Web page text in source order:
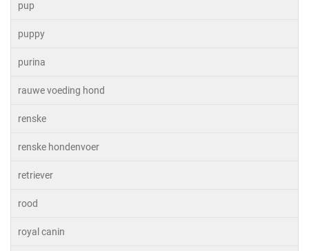
pup
puppy
purina
rauwe voeding hond
renske
renske hondenvoer
retriever
rood
royal canin